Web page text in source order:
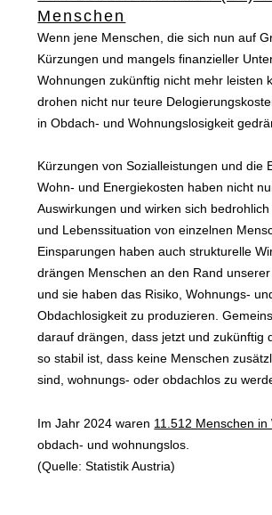
Menschen
Wenn jene Menschen, die sich nun auf
Kürzungen und mangels finanzieller
Wohnungen zukünftig nicht mehr leisten
drohen nicht nur teure
in Obdach- und Wohnungslosigkeit
Kürzungen von Sozialleistungen und die
Wohn- und Energiekosten haben nicht
Auswirkungen und wirken sich
und Lebenssituation von einzelnen
Einsparungen haben auch strukturelle
drängen Menschen an den Rand
und sie haben das Risiko, Wohnungs-
Obdachlosigkeit zu produzieren.
darauf drängen, dass jetzt und zukünftig
so stabil ist, dass keine Menschen
sind, wohnungs- oder obdachlos zu
Im Jahr 2024 waren 11.512 Menschen in
obdach- und wohnungslos.
(Quelle: Statistik Austria)